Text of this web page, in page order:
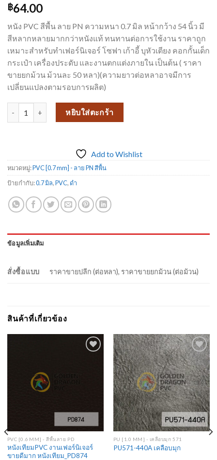
฿64.00
หนัง PVC สีพื้น ลาย PN ความหนา 0.7 มิล หน้ากว้าง 54 นิ้ว มี
สีหลากหลายมากกว่าหนังแท้ ทนทานต่อการใช้งาน ราคาถูก
เหมาะสำหรับทำเฟอร์นิเจอร์ โซฟา เก้าอี้ บุหัวเตียง คอกกั้นเด็ก
กระเป๋า เครื่องประดับ และงานตกแต่งภายใน เป็นต้น ( ราคา
ขายยกม้วน ม้วนละ 50 หลา)(ความยาวต่อหลาอาจมีการ
เปลี่ยนแปลงตามรอบการผลิต)
จำนวน หนังเทียมเฟอร์นิเจอร์ ขายดีมาก หนังเทียม_PN5101 ชิ้น
หยิบใส่ตะกร้า
Add to Wishlist
หมวดหมู่:PVC [0.7 mm] - ลาย PN สีพื้น
ป้ายกำกับ:0.7 มิล,PVC, ดำ
ข้อมูลเพิ่มเติม
สั่งซื้อแบบ ราคาขายปลีก (ต่อหลา), ราคาขายยกม้วน (ต่อม้วน)
สินค้าที่เกี่ยวข้อง
PVC [0.6 MM] - สีพื้นลาย PD
หนังเทียมPVC งานเฟอร์นิเจอร์
ขายดีมาก หนังเทียม_PD874
Add to
Wishlist
PU [1.0 MM] - เคลือบมุก 571
PU571-440A เคลือบมุก